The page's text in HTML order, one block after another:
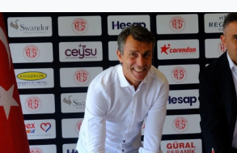
Haber Kuşakları
Haberler
KANALV Spor